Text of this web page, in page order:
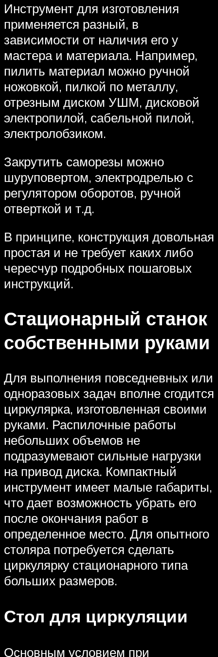
Инструмент для изготовления
применяется разный, в
зависимости от наличия его у
мастера и материала. Например,
пилить материал можно ручной
ножовкой, пилкой по металлу,
отрезным диском УШМ, дисковой
электропилой, сабельной пилой,
электролобзиком.
Закрутить саморезы можно
шуруповертом, электродрелью с
регулятором оборотов, ручной
отверткой и т.д.
В принципе, конструкция довольная
простая и не требует каких либо
чересчур подробных пошаговых
инструкций.
Стационарный станок
собственными руками
Для выполнения повседневных или
одноразовых задач вполне сгодится
циркулярка, изготовленная своими
руками. Распилочные работы
небольших объемов не
подразумевают сильные нагрузки
на привод диска. Компактный
инструмент имеет малые габариты,
что дает возможность убрать его
после окончания работ в
определенное место. Для опытного
столяра потребуется сделать
циркулярку стационарного типа
больших размеров.
Стол для циркуляции
Основным условием при